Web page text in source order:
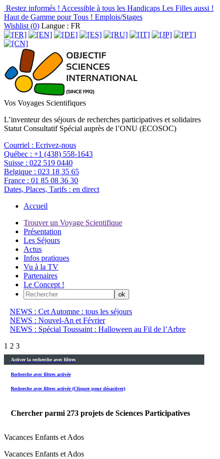
Restez informés ! Accessible à tous les Handicaps Les Filles aussi !
Haut de Gamme pour Tous ! Emplois/Stages
Wishlist (0) Langue : FR
Vos Voyages Scientifiques
L’inventeur des séjours de recherches participatives et solidaires
Statut Consultatif Spécial auprès de l’ONU (ECOSOC)
Courriel : Ecrivez-nous
Québec : +1 (438) 558-1643
Suisse : 022 519 0440
Belgique : 023 18 35 65
France : 01 85 08 36 30
Dates, Places, Tarifs : en direct
Accueil
Trouver un Voyage Scientifique
Présentation
Les Séjours
Actus
Infos pratiques
Vu à la TV
Partenaires
Le Concept !
NEWS : Cet Automne : tous les séjours
NEWS : Nouvel-An et Février
NEWS : Spécial Toussaint : Halloween au Fil de l’Arbre
1 2 3
Activer la recherche avec filtres
Recherche avec filtres activée
Recherche avec filtres activée (Cliquer pour désactiver)
Chercher parmi 273 projets de Sciences Participatives
Vacances Enfants et Ados
Vacances Enfants et Ados